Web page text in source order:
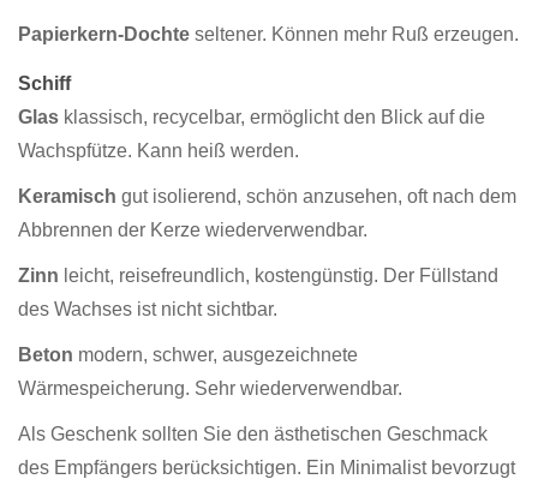
Papierkern-Dochte seltener. Können mehr Ruß erzeugen.
Schiff
Glas klassisch, recycelbar, ermöglicht den Blick auf die
Wachspfütze. Kann heiß werden.
Keramisch gut isolierend, schön anzusehen, oft nach dem
Abbrennen der Kerze wiederverwendbar.
Zinn leicht, reisefreundlich, kostengünstig. Der Füllstand
des Wachses ist nicht sichtbar.
Beton modern, schwer, ausgezeichnete
Wärmespeicherung. Sehr wiederverwendbar.
Als Geschenk sollten Sie den ästhetischen Geschmack
des Empfängers berücksichtigen. Ein Minimalist bevorzugt